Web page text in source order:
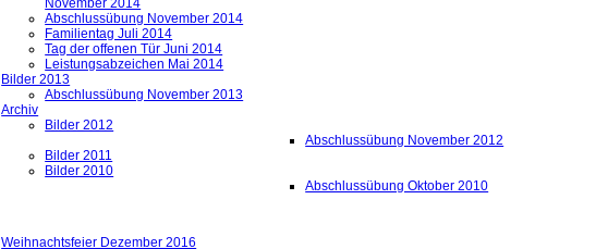
November 2014
Abschlussübung November 2014
Familientag Juli 2014
Tag der offenen Tür Juni 2014
Leistungsabzeichen Mai 2014
Bilder 2013
Abschlussübung November 2013
Archiv
Bilder 2012
Abschlussübung November 2012
Bilder 2011
Bilder 2010
Abschlussübung Oktober 2010
Weihnachtsfeier Dezember 2016